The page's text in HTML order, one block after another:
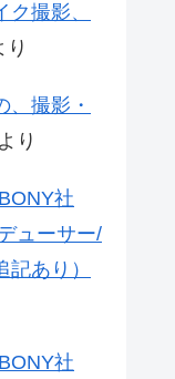
撮影、
り
、撮影・
より
社
ューサー/
あり）
社